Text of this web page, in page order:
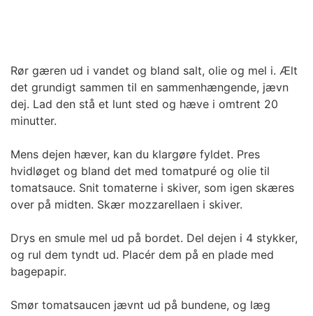
Rør gæren ud i vandet og bland salt, olie og mel i. Ælt
det grundigt sammen til en sammenhængende, jævn
dej. Lad den stå et lunt sted og hæve i omtrent 20
minutter.
Mens dejen hæver, kan du klargøre fyldet. Pres
hvidløget og bland det med tomatpuré og olie til
tomatsauce. Snit tomaterne i skiver, som igen skæres
over på midten. Skær mozzarellaen i skiver.
Drys en smule mel ud på bordet. Del dejen i 4 stykker,
og rul dem tyndt ud. Placér dem på en plade med
bagepapir.
Smør tomatsaucen jævnt ud på bundene, og læg